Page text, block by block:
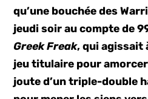
qu’une bouchée des
jeudi soir au compte de
Greek Freak, qui agissait
jeu titulaire pour
joute d’un triple-double